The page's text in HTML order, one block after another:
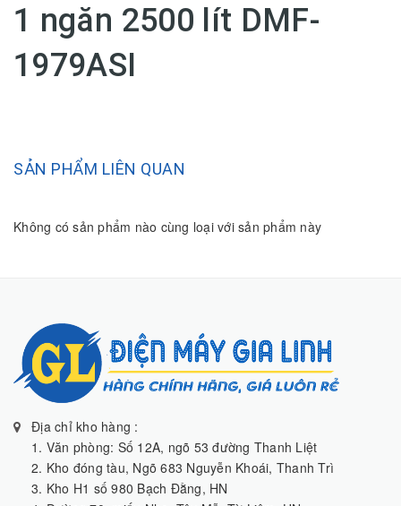
1 ngăn 2500 lít DMF-
1979ASI
SẢN PHẨM LIÊN QUAN
Không có sản phẩm nào cùng loại với sản phẩm này
Địa chỉ kho hàng :
1. Văn phòng: Số 12A, ngõ 53 đường Thanh Liệt
2. Kho đóng tàu, Ngõ 683 Nguyễn Khoái, Thanh Trì
3. Kho H1 số 980 Bạch Đằng, HN